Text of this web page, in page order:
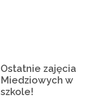
Ostatnie zajęcia
Miedziowych w
szkole!